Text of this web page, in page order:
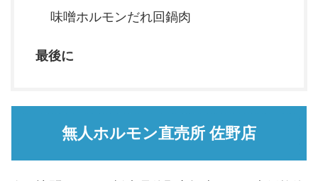
味噌ホルモンだれ回鍋肉
最後に
無人ホルモン直売所 佐野店